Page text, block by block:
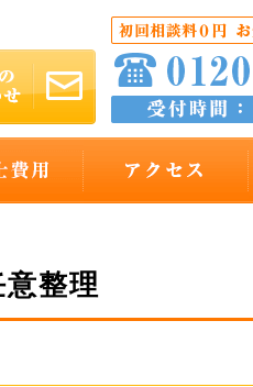
整理